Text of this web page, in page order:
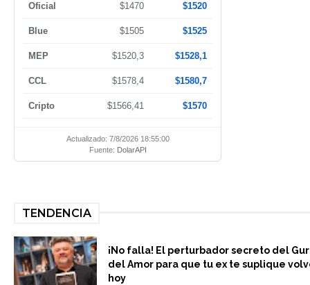
Oficial $1470 $1520
Blue $1505 $1525
MEP $1520,3 $1528,1
CCL $1578,4 $1580,7
Cripto $1566,41 $1570
Actualizado: 7/8/2026 18:55:00
Fuente: DolarAPI
TENDENCIA
¡No falla! El perturbador secreto del
del Amor para que tu ex te suplique
hoy